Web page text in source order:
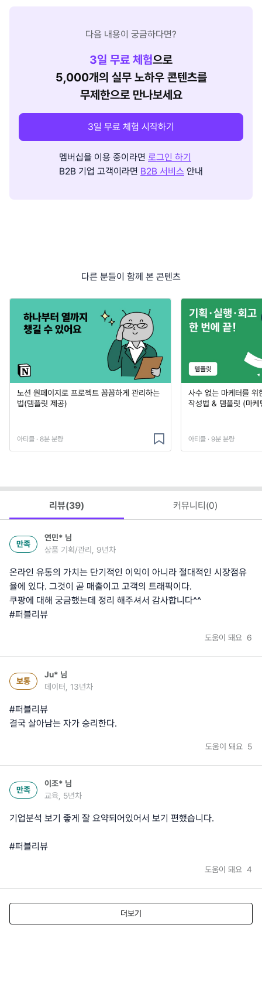
다음 내용이 궁금하다면?
3일 무료 체험으로
5,000개의 실무 노하우 콘텐츠를
무제한으로 만나보세요
3일 무료 체험 시작하기
멤버십을 이용 중이라면 로그인 하기
B2B 기업 고객이라면 B2B 서비스 안내
다른 분들이 함께 본 콘텐츠
노션 원페이지로 프로젝트 꼼꼼하게 관리하는
법(템플릿 제공)
아티클 · 8분 분량
사수 없는 마케터를 위
작성법 & 템플릿 (마
아티클 · 9분 분량
리뷰(39) 커뮤니티(0)
만족
연민* 님
상품 기획/관리, 9년차
온라인 유통의 가치는 단기적인 이익이 아니라 절대적인 시장점유
율에 있다. 그것이 곧 매출이고 고객의 트래픽이다.
쿠팡에 대해 궁금했는데 정리 해주셔서 감사합니다^^
#퍼블리뷰
도움이 돼요 6
보통
Ju* 님
데이터, 13년차
#퍼블리뷰
결국 살아남는 자가 승리한다.
도움이 돼요 5
만족
이조* 님
교육, 5년차
기업분석 보기 좋게 잘 요약되어있어서 보기 편했습니다.
#퍼블리뷰
도움이 돼요 4
더보기